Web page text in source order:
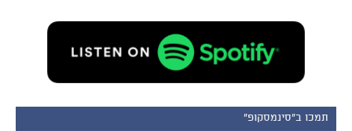
תמכו ב"סינמסקופ"